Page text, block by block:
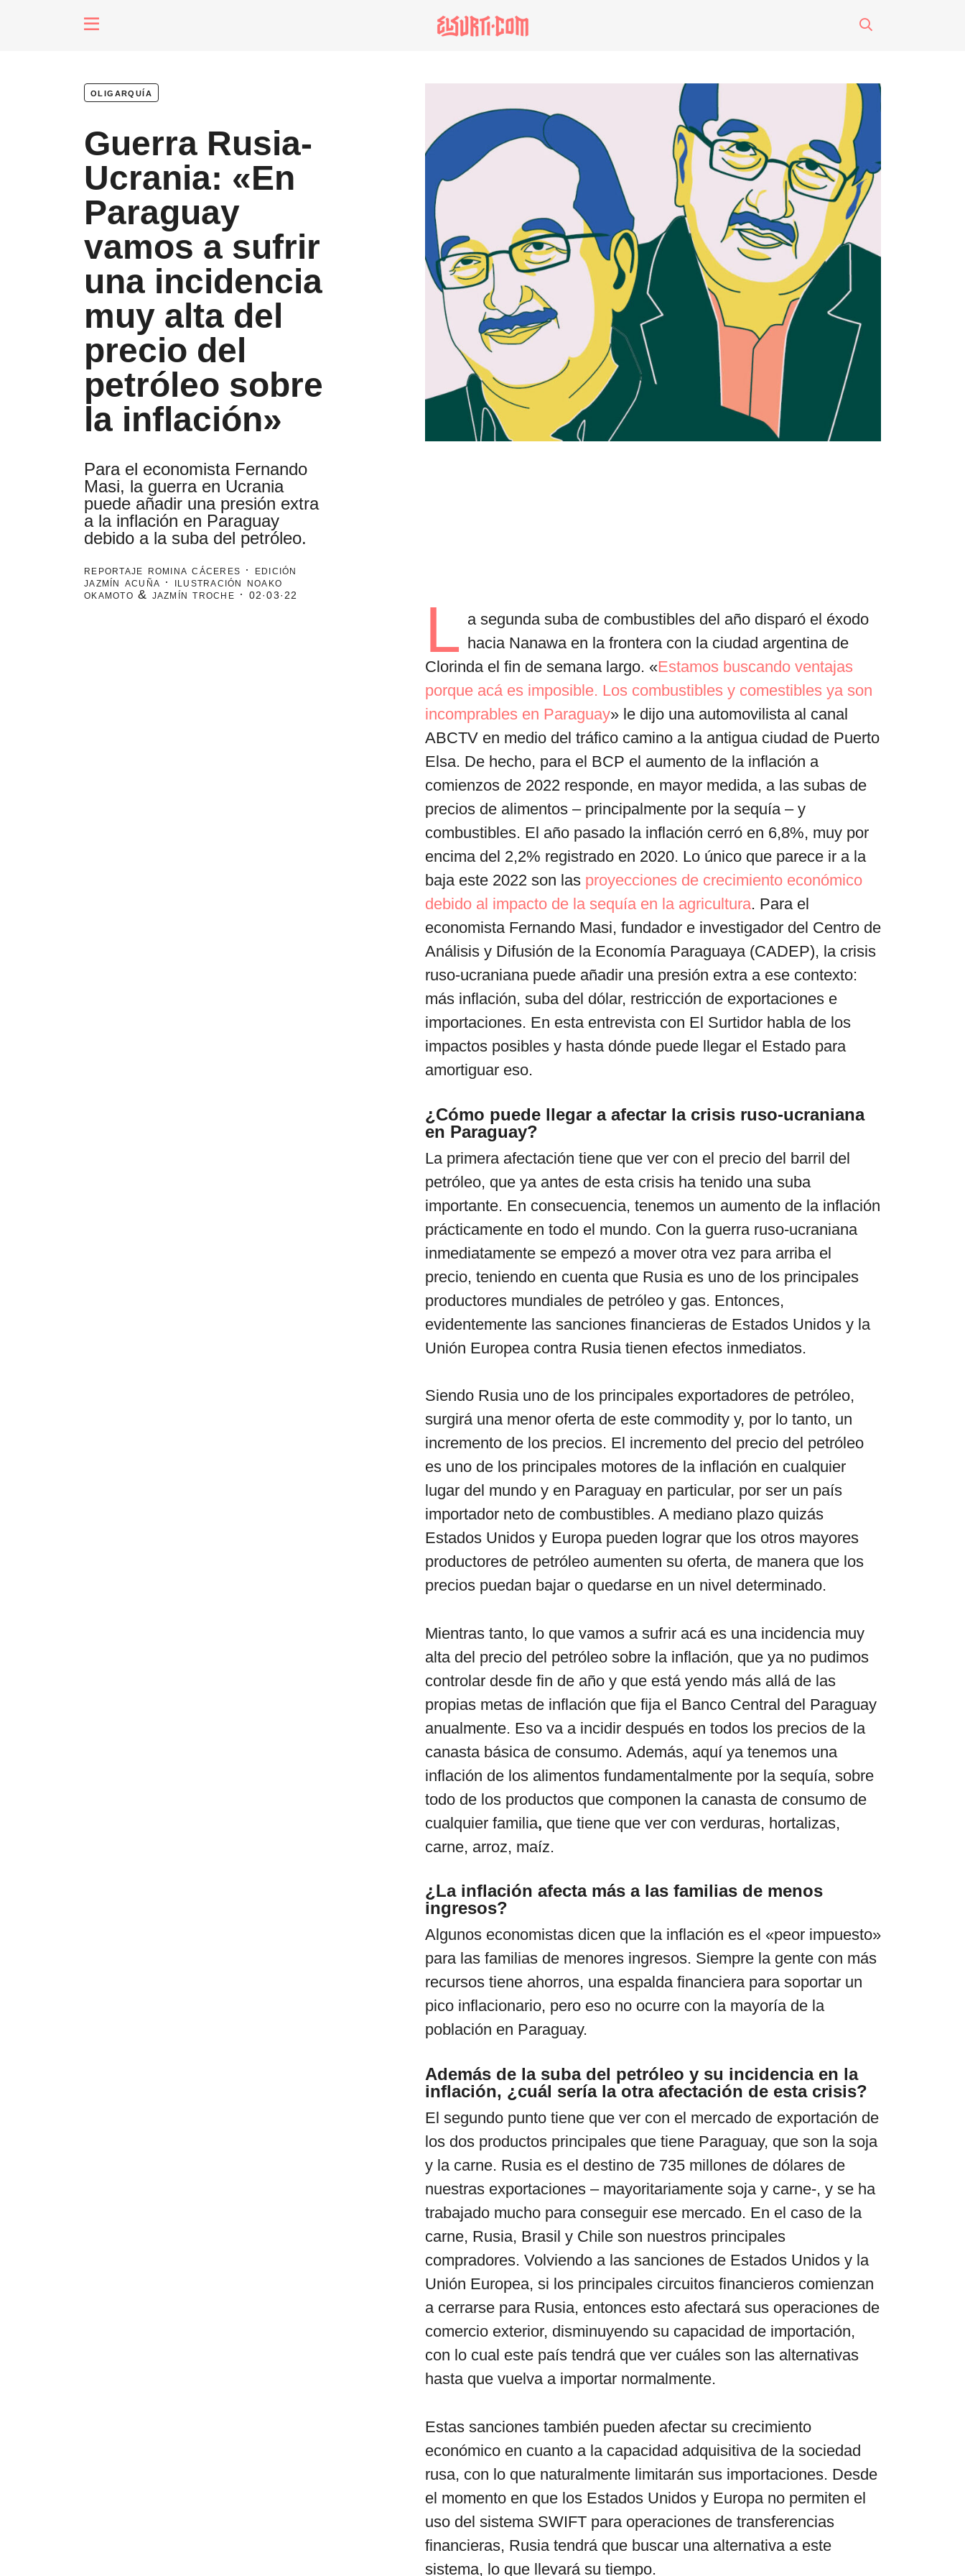
Futuros
Soberanas
Oligarquía
Despacio Sonoro
estronismo climático
escuelas fumigadas
historia de las mujeres
patria contratista
plan del terror
consumo ilustrado
por formato
scrolls
timeline
el surti
acerca
oligarquía
Guerra Rusia-
Ucrania: «En
Paraguay
vamos a sufrir
una incidencia
muy alta del
precio del
petróleo sobre
la inflación»
Para el economista Fernando
Masi, la guerra en Ucrania
puede añadir una presión extra
a la inflación en Paraguay
debido a la suba del petróleo.
reportaje romina cáceres · edición
jazmín acuña · ilustración noako
okamoto & jazmín troche ·
02·03·22 L a segunda suba de combustibles del año disparó el éxodo
hacia Nanawa en la frontera con la ciudad argentina de
Clorinda el fin de semana largo. «Estamos buscando ventajas
porque acá es imposible. Los combustibles y comestibles ya son
incomprables en Paraguay» le dijo una automovilista al canal
ABCTV en medio del tráfico camino a la antigua ciudad de Puerto
Elsa. De hecho, para el BCP el aumento de la inflación a
comienzos de 2022 responde, en mayor medida, a las subas de
precios de alimentos – principalmente por la sequía – y
combustibles. El año pasado la inflación cerró en 6,8%, muy por
encima del 2,2% registrado en 2020. Lo único que parece ir a la
baja este 2022 son las proyecciones de crecimiento económico
debido al impacto de la sequía en la agricultura. Para el
economista Fernando Masi, fundador e investigador del Centro de
Análisis y Difusión de la Economía Paraguaya (CADEP), la crisis
ruso-ucraniana puede añadir una presión extra a ese contexto:
más inflación, suba del dólar, restricción de exportaciones e
importaciones. En esta entrevista con El Surtidor habla de los
impactos posibles y hasta dónde puede llegar el Estado para
amortiguar eso.
¿Cómo puede llegar a afectar la crisis ruso-ucraniana
en Paraguay?
La primera afectación tiene que ver con el precio del barril del
petróleo, que ya antes de esta crisis ha tenido una suba
importante. En consecuencia, tenemos un aumento de la inflación
prácticamente en todo el mundo. Con la guerra ruso-ucraniana
inmediatamente se empezó a mover otra vez para arriba el
precio, teniendo en cuenta que Rusia es uno de los principales
productores mundiales de petróleo y gas. Entonces,
evidentemente las sanciones financieras de Estados Unidos y la
Unión Europea contra Rusia tienen efectos inmediatos.
Siendo Rusia uno de los principales exportadores de petróleo,
surgirá una menor oferta de este commodity y, por lo tanto, un
incremento de los precios. El incremento del precio del petróleo
es uno de los principales motores de la inflación en cualquier
lugar del mundo y en Paraguay en particular, por ser un país
importador neto de combustibles. A mediano plazo quizás
Estados Unidos y Europa pueden lograr que los otros mayores
productores de petróleo aumenten su oferta, de manera que los
precios puedan bajar o quedarse en un nivel determinado.
Mientras tanto, lo que vamos a sufrir acá es una incidencia muy
alta del precio del petróleo sobre la inflación, que ya no pudimos
controlar desde fin de año y que está yendo más allá de las
propias metas de inflación que fija el Banco Central del Paraguay
anualmente. Eso va a incidir después en todos los precios de la
canasta básica de consumo. Además, aquí ya tenemos una
inflación de los alimentos fundamentalmente por la sequía, sobre
todo de los productos que componen la canasta de consumo de
cualquier familia, que tiene que ver con verduras, hortalizas,
carne, arroz, maíz.
¿La inflación afecta más a las familias de menos
ingresos?
Algunos economistas dicen que la inflación es el «peor impuesto»
para las familias de menores ingresos. Siempre la gente con más
recursos tiene ahorros, una espalda financiera para soportar un
pico inflacionario, pero eso no ocurre con la mayoría de la
población en Paraguay.
Además de la suba del petróleo y su incidencia en la
inflación, ¿cuál sería la otra afectación de esta crisis?
El segundo punto tiene que ver con el mercado de exportación de
los dos productos principales que tiene Paraguay, que son la soja
y la carne. Rusia es el destino de 735 millones de dólares de
nuestras exportaciones – mayoritariamente soja y carne-, y se ha
trabajado mucho para conseguir ese mercado. En el caso de la
carne, Rusia, Brasil y Chile son nuestros principales
compradores. Volviendo a las sanciones de Estados Unidos y la
Unión Europea, si los principales circuitos financieros comienzan
a cerrarse para Rusia, entonces esto afectará sus operaciones de
comercio exterior, disminuyendo su capacidad de importación,
con lo cual este país tendrá que ver cuáles son las alternativas
hasta que vuelva a importar normalmente.
Estas sanciones también pueden afectar su crecimiento
económico en cuanto a la capacidad adquisitiva de la sociedad
rusa, con lo que naturalmente limitarán sus importaciones. Desde
el momento en que los Estados Unidos y Europa no permiten el
uso del sistema SWIFT para operaciones de transferencias
financieras, Rusia tendrá que buscar una alternativa a este
sistema, lo que llevará su tiempo.